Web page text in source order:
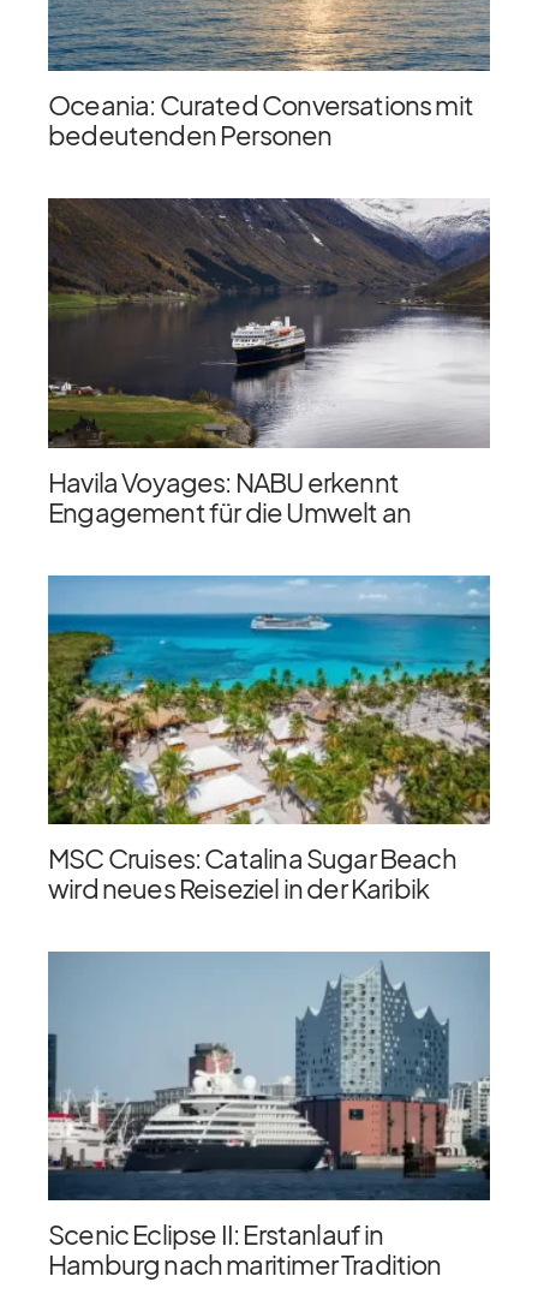
Oceania: Curated Conversations mit
bedeutenden Personen
Havila Voyages: NABU erkennt
Engagement für die Umwelt an
MSC Cruises: Catalina Sugar Beach
wird neues Reiseziel in der Karibik
Scenic Eclipse II: Erstanlauf in
Hamburg nach maritimer Tradition